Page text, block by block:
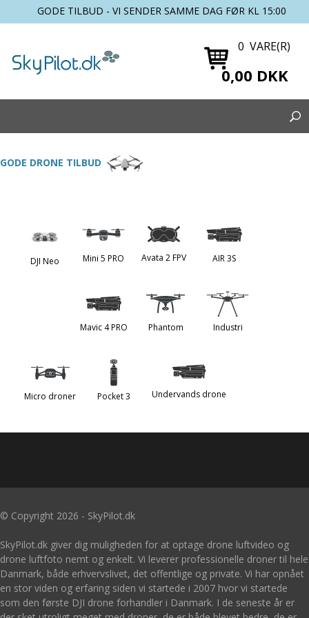
GODE TILBUD - VI SENDER SAMME DAG FØR KL 15:00
0 VARE(R)
0,00 DKK
GODE DRONE TILBUD
DJI Neo Mini 5 PRO Avata 2 FPV AIR 3S
Mavic 4 PRO Phantom Industri
Micro droner Pocket 3 Undervands drone
© Copyright 2026 - SkyPilot.dk
SkyPilot.dk giver dig muligheden for at optage drone luftvideo og
drone luftfoto nemt og enkelt. Vi leverer professionelle droner til hele
Danmark, både erhvervslivet, det offentlige og private. Vi har opnået
en stor viden og erfaring siden vi startede i 2007 hvor vi startede
som den første DJI drone forhandler i Danmark. I de seneste år er